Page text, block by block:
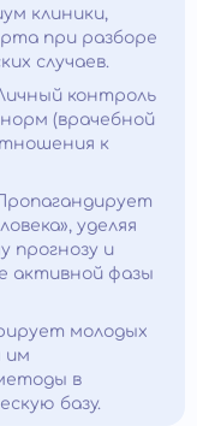
клиники,
при разборе
случаев.
контроль
(врачебной
к
уделяя
прогнозу и
активной фазы
молодых
им
в
базу.